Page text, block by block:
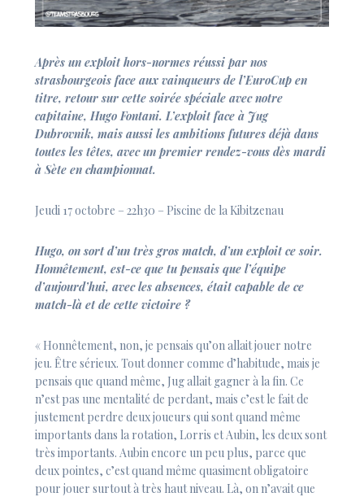
Après un exploit hors-normes réussi par nos
strasbourgeois face aux vainqueurs de l’EuroCup en
titre, retour sur cette soirée spéciale avec notre
capitaine, Hugo Fontani. L’exploit face à Jug
Dubrovnik, mais aussi les ambitions futures déjà dans
toutes les têtes, avec un premier rendez-vous dès mardi
à Sète en championnat.
Jeudi 17 octobre – 22h30 – Piscine de la Kibitzenau
Hugo, on sort d’un très gros match, d’un exploit ce soir.
Honnêtement, est-ce que tu pensais que l’équipe
d’aujourd’hui, avec les absences, était capable de ce
match-là et de cette victoire ?
« Honnêtement, non, je pensais qu’on allait jouer notre
jeu. Être sérieux. Tout donner comme d’habitude, mais je
pensais que quand même, Jug allait gagner à la fin. Ce
n’est pas une mentalité de perdant, mais c’est le fait de
justement perdre deux joueurs qui sont quand même
importants dans la rotation, Lorris et Aubin, les deux sont
très importants. Aubin encore un peu plus, parce que
deux pointes, c’est quand même quasiment obligatoire
pour jouer surtout à très haut niveau. Là, on n’avait que